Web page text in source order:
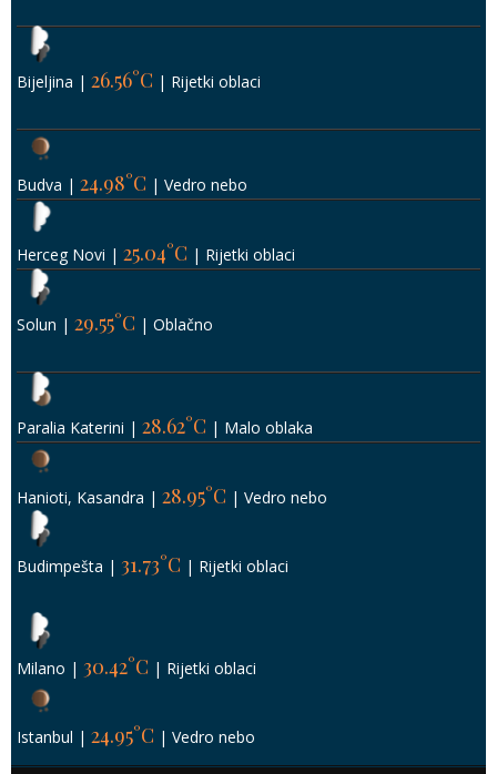
Bijeljina | 26.56°C | Rijetki oblaci
Budva | 24.98°C | Vedro nebo
Herceg Novi | 25.04°C | Rijetki oblaci
Solun | 29.55°C | Oblačno
Paralia Katerini | 28.62°C | Malo oblaka
Hanioti, Kasandra | 28.95°C | Vedro nebo
Budimpešta | 31.73°C | Rijetki oblaci
Milano | 30.42°C | Rijetki oblaci
Istanbul | 24.95°C | Vedro nebo